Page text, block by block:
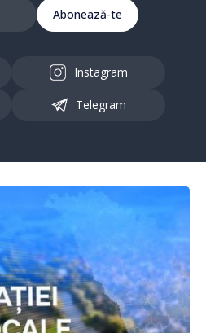
Abonează-te
Instagram
Telegram